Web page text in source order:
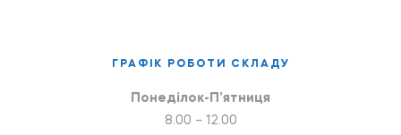
ГРАФІК РОБОТИ СКЛАДУ
Понеділок-П’ятниця
8.00 – 12.00